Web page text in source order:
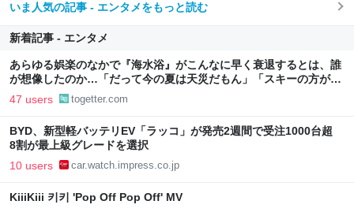
いま人気の記事 - エンタメをもっと読む
新着記事 - エンタメ
あらゆる娯楽のなかで『海水浴』がこんなに早く衰退するとは、誰
が想像したのか…「だって今の夏は天災だもん」「スキーの方がヤ
バい」
47 users togetter.com
BYD、新型軽バッテリEV「ラッコ」が発売2週間で受注1000台超
8割が最上級グレードを選択
10 users car.watch.impress.co.jp
KiiiKiii 키키 'Pop Off Pop Off' MV